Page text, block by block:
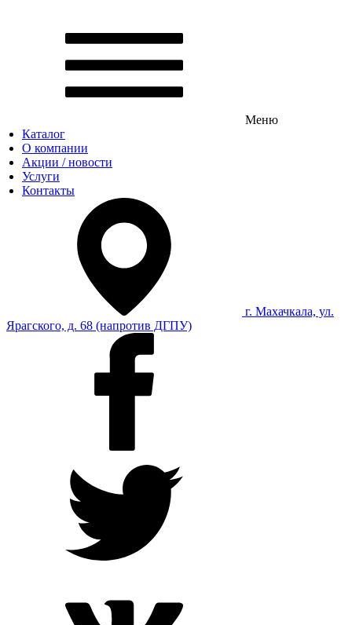
Меню
Каталог
О компании
Акции / новости
Услуги
Контакты
г. Махачкала, ул.
Ярагского, д. 68 (напротив ДГПУ)